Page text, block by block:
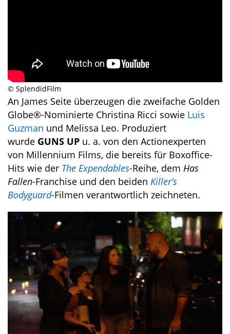
© SplendidFilm
An James Seite überzeugen die zweifache Golden
Globe®-Nominierte Christina Ricci sowie Luis
Guzman und Melissa Leo. Produziert
wurde GUNS UP u. a. von den Actionexperten
von Millennium Films, die bereits für Boxoffice-
Hits wie der The Expendables-Reihe, dem Has
Fallen-Franchise und den beiden Killer’s
Bodyguard-Filmen verantwortlich zeichneten.